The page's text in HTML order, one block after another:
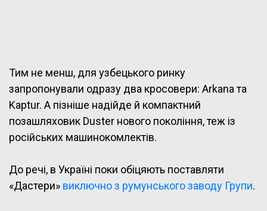
Тим не менш, для узбецького ринку
запропонували одразу два кросовери: Arkana та
Kaptur. А пізніше надійде й компактний
позашляховик Duster нового покоління, теж із
російських машинокомлектів.
До речі, в Україні поки обіцяють поставляти
«Дастери» виключно з румунського заводу Групи.